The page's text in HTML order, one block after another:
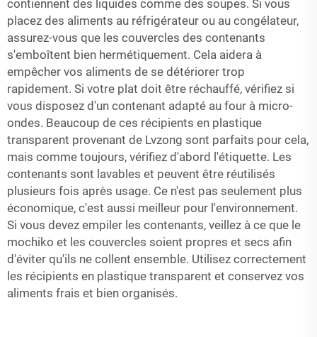
contiennent des liquides comme des soupes. Si vous
placez des aliments au réfrigérateur ou au congélateur,
assurez-vous que les couvercles des contenants
s'emboîtent bien hermétiquement. Cela aidera à
empêcher vos aliments de se détériorer trop
rapidement. Si votre plat doit être réchauffé, vérifiez si
vous disposez d'un contenant adapté au four à micro-
ondes. Beaucoup de ces récipients en plastique
transparent provenant de Lvzong sont parfaits pour cela,
mais comme toujours, vérifiez d'abord l'étiquette. Les
contenants sont lavables et peuvent être réutilisés
plusieurs fois après usage. Ce n'est pas seulement plus
économique, c'est aussi meilleur pour l'environnement.
Si vous devez empiler les contenants, veillez à ce que le
mochiko et les couvercles soient propres et secs afin
d'éviter qu'ils ne collent ensemble. Utilisez correctement
les récipients en plastique transparent et conservez vos
aliments frais et bien organisés.